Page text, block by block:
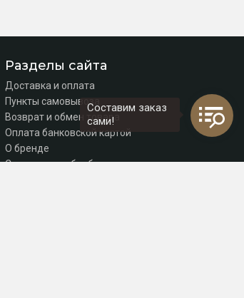
Разделы сайта
Доставка и оплата
Пункты самовывоза
Возврат и обмен товара
Оплата банковской картой
О бренде
Согласие на обработку персональных данных
Составим заказ
сами!